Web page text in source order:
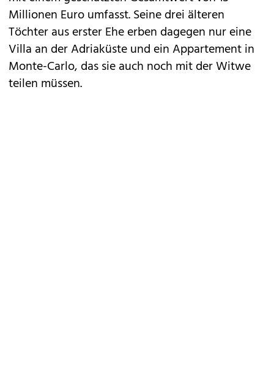
Millionen Euro umfasst. Seine drei älteren
Töchter aus erster Ehe erben dagegen nur eine
Villa an der Adriaküste und ein Appartement in
Monte-Carlo, das sie auch noch mit der Witwe
teilen müssen.